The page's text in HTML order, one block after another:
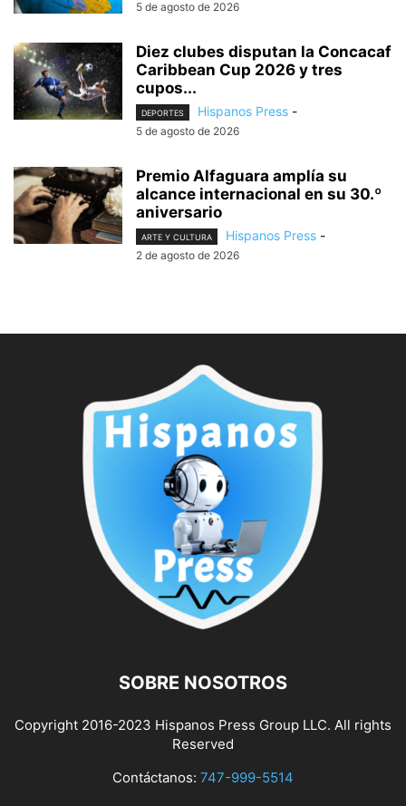
5 de agosto de 2026
Diez clubes disputan la Concacaf
Caribbean Cup 2026 y tres
cupos...
DEPORTES Hispanos Press -
5 de agosto de 2026
Premio Alfaguara amplía su
alcance internacional en su 30.º
aniversario
ARTE Y CULTURA Hispanos Press -
2 de agosto de 2026
SOBRE NOSOTROS
Copyright 2016-2023 Hispanos Press Group LLC. All rights
Reserved
Contáctanos: 747-999-5514